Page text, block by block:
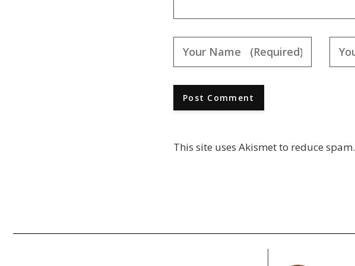
This site uses Akismet to reduce spam.